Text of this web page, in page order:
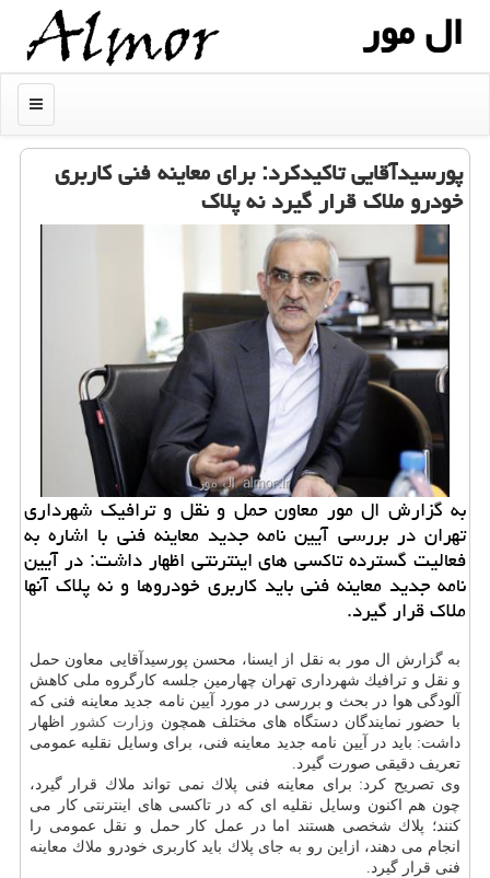
ال مور
منو
پورسیدآقایی تاكیدكرد: برای معاینه فنی كاربری
خودرو ملاك قرار گیرد نه پلاك
به گزارش ال مور معاون حمل و نقل و ترافیك شهرداری
تهران در بررسی آیین نامه جدید معاینه فنی با اشاره به
فعالیت گسترده تاكسی های اینترنتی اظهار داشت: در آیین
نامه جدید معاینه فنی باید كاربری خودروها و نه پلاك آنها
ملاك قرار گیرد.
به گزارش ال مور به نقل از ایسنا، محسن پورسیدآقایی معاون حمل
و نقل و ترافیك شهرداری تهران چهارمین جلسه كارگروه ملی كاهش
آلودگی هوا در بحث و بررسی در مورد آیین نامه جدید معاینه فنی كه
با حضور نمایندگان دستگاه های مختلف همچون وزارت كشور
اظهار
داشت: باید در آیین نامه جدید معاینه فنی، برای وسایل نقلیه عمومی
تعریف دقیقی صورت گیرد.
وی تصریح كرد: برای معاینه فنی پلاك نمی تواند ملاك قرار گیرد،
چون هم اكنون وسایل نقلیه ای كه در تاكسی های اینترنتی كار می
كنند؛ پلاك شخصی هستند اما در عمل كار حمل و نقل عمومی را
انجام می دهند، ازاین رو به جای پلاك باید كاربری خودرو ملاك معاینه
فنی قرار گیرد.